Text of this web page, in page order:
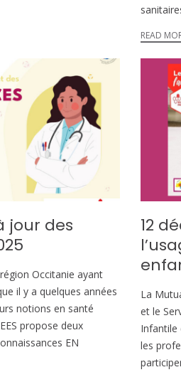
READ
jour des
Occitanie ayant
il y a quelques années
notions en santé
propose deux
EN
12
La
et le
Infantile
les